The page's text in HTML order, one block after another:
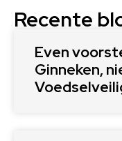
Recente
Even
Ginneken,